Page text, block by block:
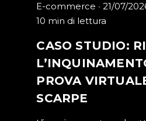
E-commerce
21/07/
10 min di lettura
CASO STUDIO:
PROVA
SCARPE